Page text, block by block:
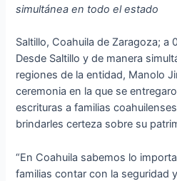
simultánea en todo el estado
Saltillo, Coahuila de Zaragoza;
Desde Saltillo y de manera
regiones de la entidad, Manolo
ceremonia en la que se
escrituras a familias
brindarles certeza sobre su
“En Coahuila sabemos lo
familias contar con la seguridad